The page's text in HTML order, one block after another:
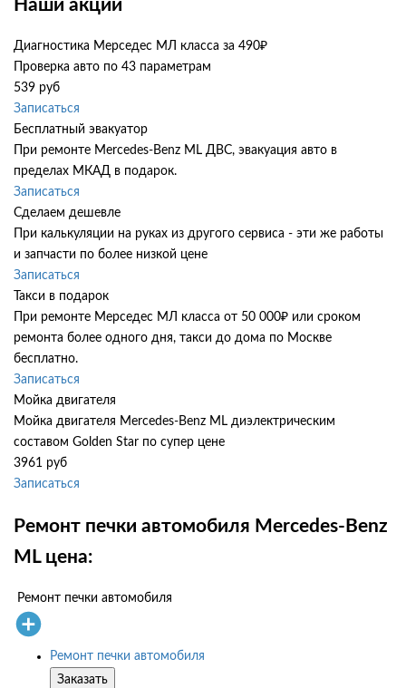
Наши акции
Диагностика Мерседес МЛ класса за 490₽
Проверка авто по 43 параметрам
539 руб
Записаться
Бесплатный эвакуатор
При ремонте Mercedes-Benz ML ДВС, эвакуация авто в
пределах МКАД в подарок.
Записаться
Сделаем дешевле
При калькуляции на руках из другого сервиса - эти же работы
и запчасти по более низкой цене
Записаться
Такси в подарок
При ремонте Мерседес МЛ класса от 50 000₽ или сроком
ремонта более одного дня, такси до дома по Москве
бесплатно.
Записаться
Мойка двигателя
Мойка двигателя Mercedes-Benz ML диэлектрическим
составом Golden Star по супер цене
3961 руб
Записаться
Ремонт печки автомобиля Mercedes-Benz
ML цена:
Ремонт печки автомобиля
Ремонт печки автомобиля
Заказать